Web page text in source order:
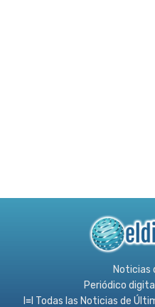
Noticias
Periódico
l≡l Todas las Noticias de